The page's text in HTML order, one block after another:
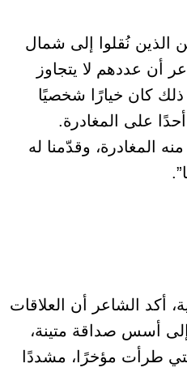
الذين نُقلوا إلى شمال
أن عددهم لا يتجاوز
ذلك كان خيارًا شخصيًا
على المغادرة.
المغادرة، وقدّمنا له
أكد الشاعر أن العلاقات
أسس صداقة متينة،
طرأت مؤخرًا، مشددًا